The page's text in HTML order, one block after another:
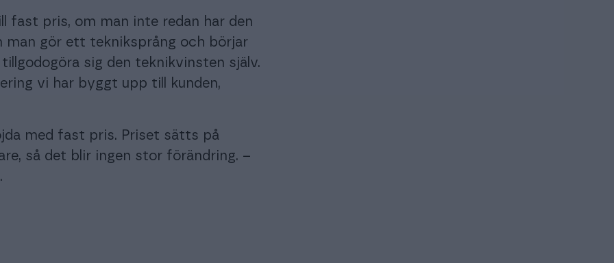
fast pris, om man inte redan har den
man gör ett tekniksprång och börjar
sig den teknikvinsten själv.
vi har byggt upp till kunden,
med fast pris. Priset sätts på
så det blir ingen stor förändring. –